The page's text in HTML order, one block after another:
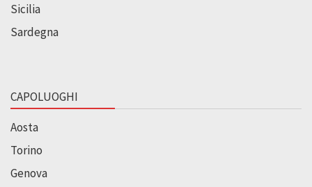
Sicilia
Sardegna
CAPOLUOGHI
Aosta
Torino
Genova